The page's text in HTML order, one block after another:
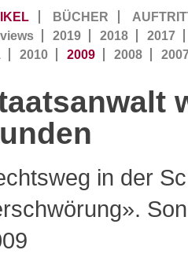
BÜCHER
2019 2018
2017
2010 2009 2008
in der